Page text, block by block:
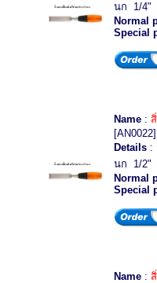
นก 1/4"
Normal
Special
Name :
[AN0022]
Details :
นก 1/2"
Normal
Special
Name :